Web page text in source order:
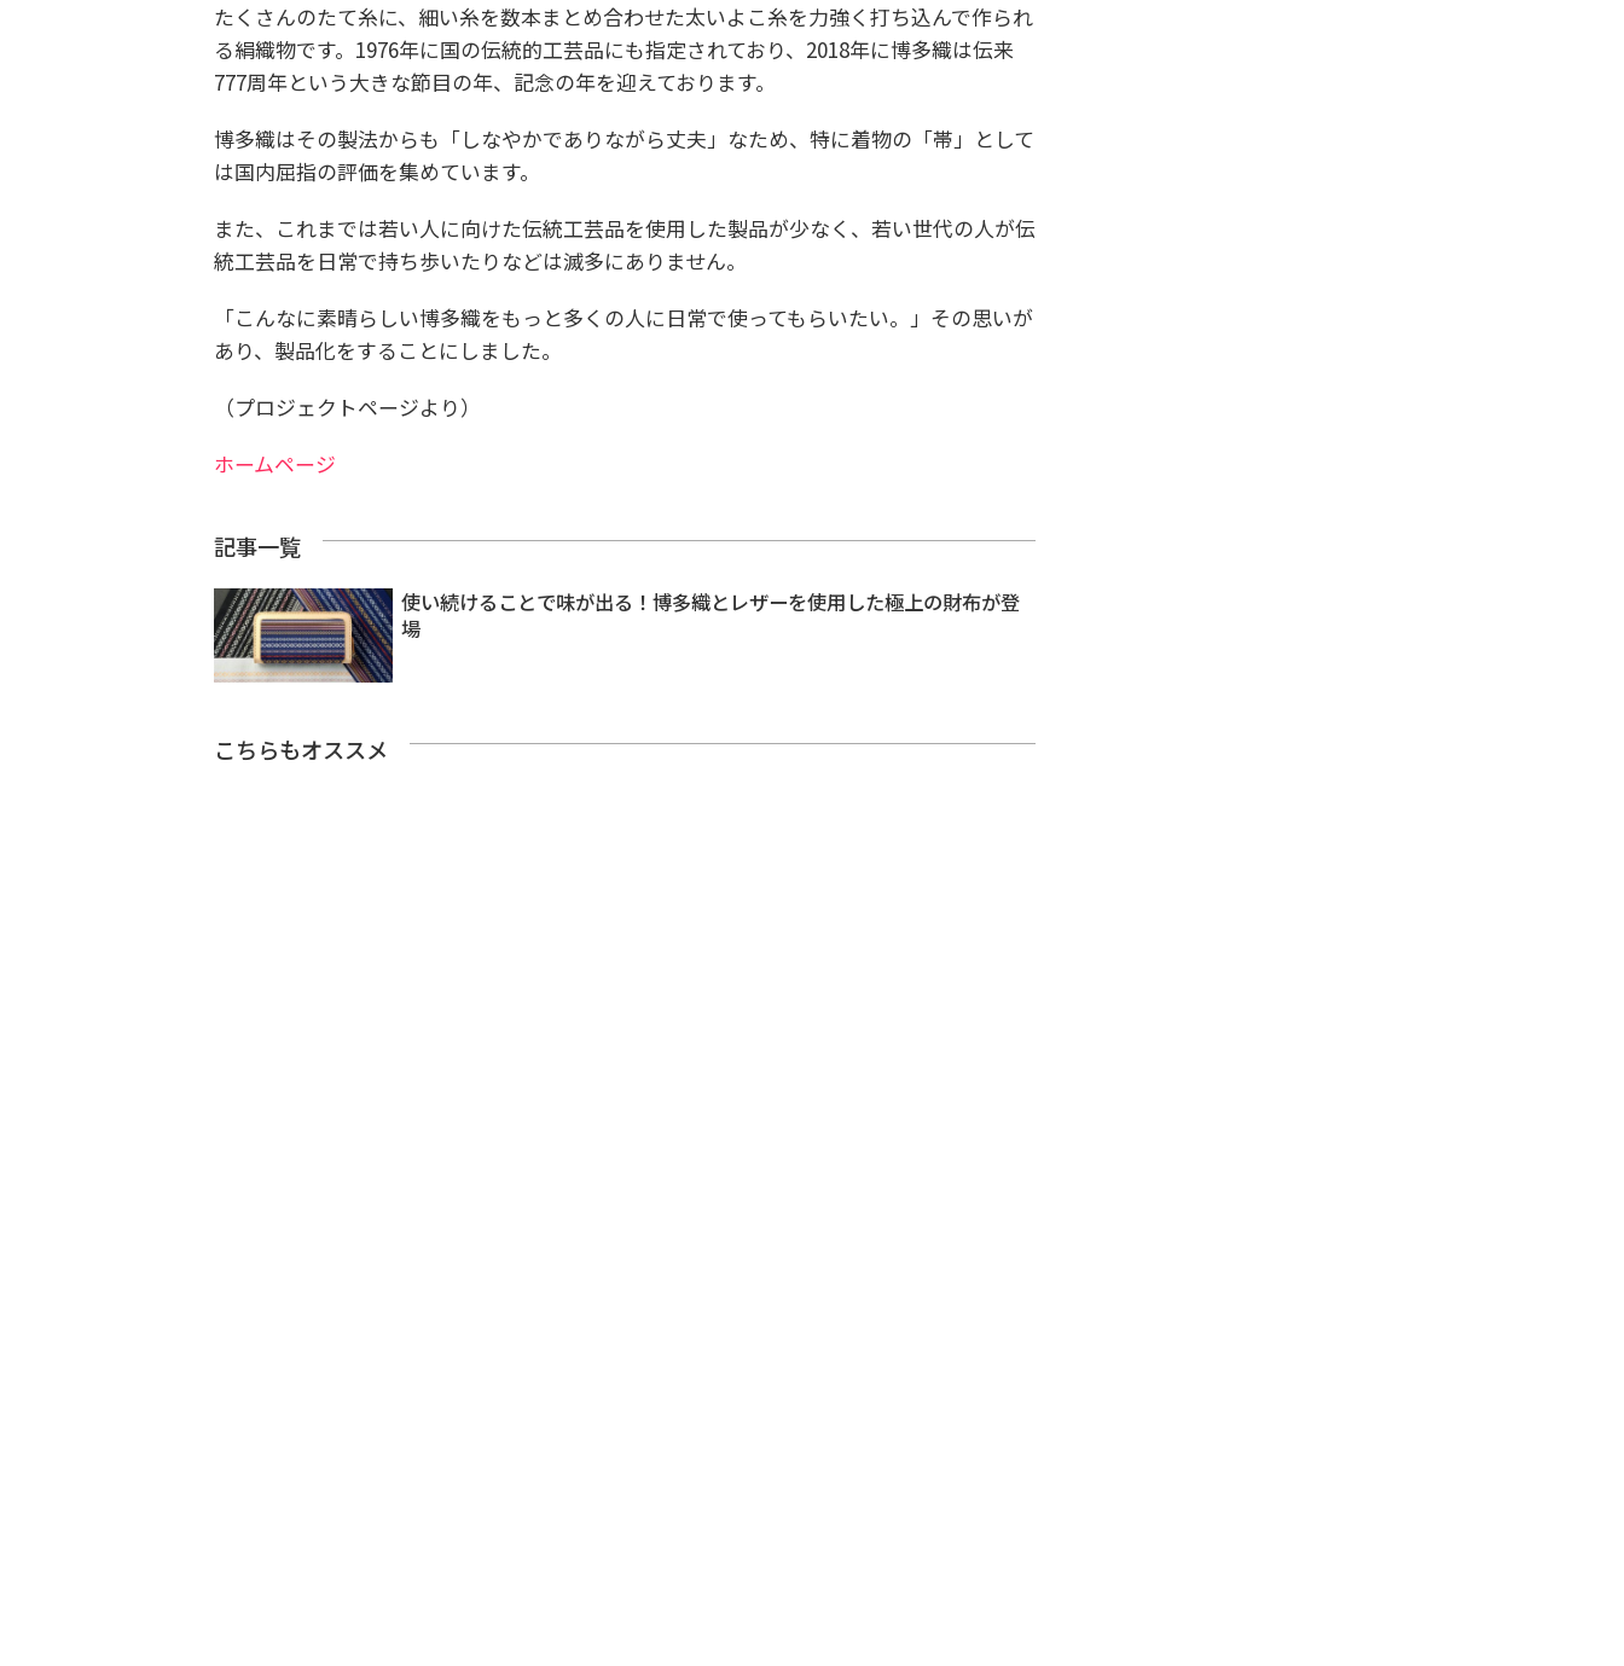
たくさんのたて糸に、細い糸を数本まとめ合わせた太いよこ糸を力強く打ち込んで作られ
る絹織物です。1976年に国の伝統的工芸品にも指定されており、2018年に博多織は伝来
777周年という大きな節目の年、記念の年を迎えております。
博多織はその製法からも「しなやかでありながら丈夫」なため、特に着物の「帯」として
は国内屈指の評価を集めています。
また、これまでは若い人に向けた伝統工芸品を使用した製品が少なく、若い世代の人が伝
統工芸品を日常で持ち歩いたりなどは滅多にありません。
「こんなに素晴らしい博多織をもっと多くの人に日常で使ってもらいたい。」その思いが
あり、製品化をすることにしました。
（プロジェクトページより）
ホームページ
記事一覧
使い続けることで味が出る！博多織とレザーを使用した極上の財布が登
場
こちらもオススメ